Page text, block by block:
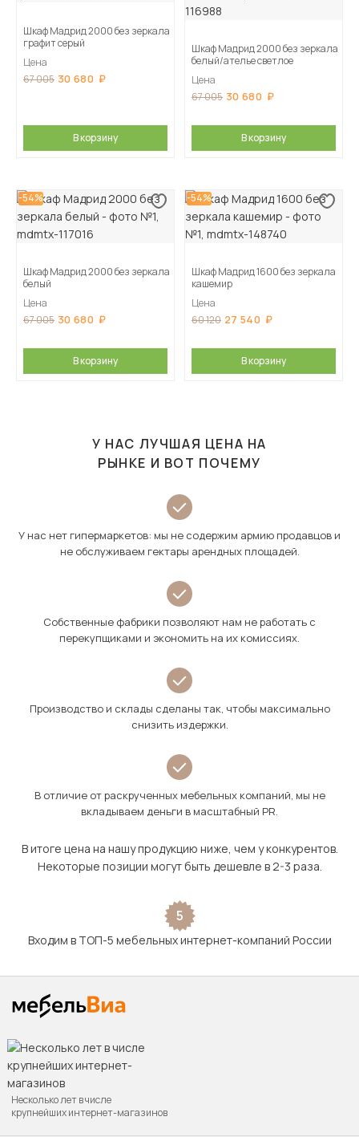
Шкаф Мадрид 2000 без зеркала
графит серый
Цена
67 005 30 680
В корзину
Шкаф Мадрид 2000 без зеркала
белый/ателье светлое
Цена
67 005 30 680
В корзину
-54%
Шкаф Мадрид 2000 без зеркала
белый
Цена
67 005 30 680
В корзину
-54%
Шкаф Мадрид 1600 без зеркала
кашемир
Цена
60 120 27 540
В корзину
У НАС ЛУЧШАЯ ЦЕНА НА
РЫНКЕ И ВОТ ПОЧЕМУ
У нас нет гипермаркетов: мы не содержим армию продавцов и
не обслуживаем гектары арендных площадей.
Собственные фабрики позволяют нам не работать с
перекупщиками и экономить на их комиссиях.
Производство и склады сделаны так, чтобы максимально
снизить издержки.
В отличие от раскрученных мебельных компаний, мы не
вкладываем деньги в масштабный PR.
В итоге цена на нашу продукцию ниже, чем у конкурентов.
Некоторые позиции могут быть дешевле в 2-3 раза.
5
Входим в ТОП-5 мебельных интернет-компаний России
Несколько лет в числе
крупнейших интернет-магазинов